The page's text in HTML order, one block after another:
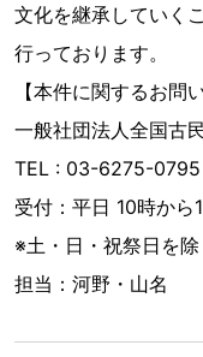
文化を継承していく
行っております。
【本件に関するお問
一般社団法人全国古
TEL : 03-6275-0795
受付：平日 10時から
※土・日・祝祭日を除
担当：河野・山名